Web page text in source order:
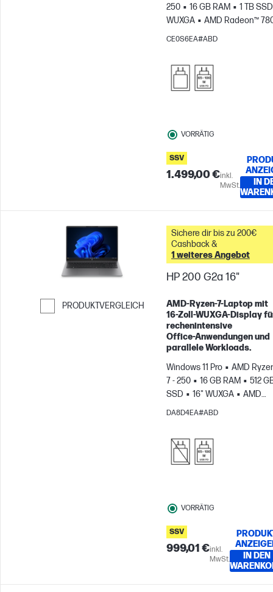
250
16 GB RAM
1 TB SSD
WUXGA
AMD Radeon™
Grafikkarte
CE0S6EA#ABD
VORRÄTIG
SSV
1.499,00 €inkl.
MwSt.
IN
PRODUKTVERGLEICH
Weiter zum Vergleichen
Sichere dir bis zu 200€
Cashback &
1 weiteres Angebot
HP 200 G2a 16"
AMD‑Ryzen‑7‑Laptop mit
16‑Zoll‑WUXGA‑Display
rechenintensive
Office‑Anwendungen und
parallele Workloads.
Windows 11 Pro
AMD
7 - 250
16 GB RAM
512
SSD
16" WUXGA
AMD
Radeon™ 780M Grafikkarte
DA8D4EA#ABD
VORRÄTIG
SSV
999,01 €inkl.
MwSt.
IN DEN